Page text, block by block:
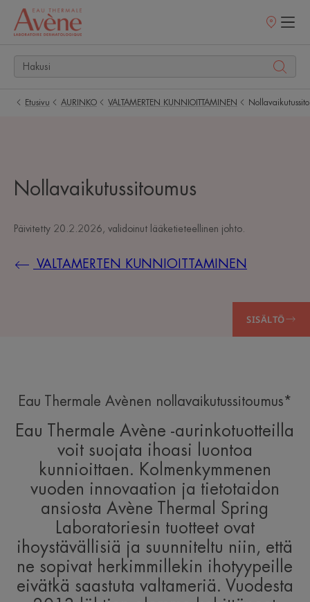
Myyntipisteet
Etusivu AURINKO VALTAMERTEN KUNNIOITTAMINEN
Nollavaikutussitoumus
Päivitetty 20.2.2026 , validoinut lääketieteellinen johto
VALTAMERTEN KUNNIOITTAMINEN
SISÄLTÖ
Eau Thermale Avènen nollavaikutussitoumus*
Eau Thermale Avène -aurinkotuotteilla
voit suojata ihoasi luontoa
kunnioittaen. Kolmenkymmenen
vuoden innovaation ja tietotaidon
ansiosta Avène Thermal Spring
Laboratoriesin tuotteet ovat
ihoystävällisiä ja suunniteltu niin, että
ne sopivat herkimmillekin ihotyypeille
eivätkä saastuta valtameriä. Vuodesta